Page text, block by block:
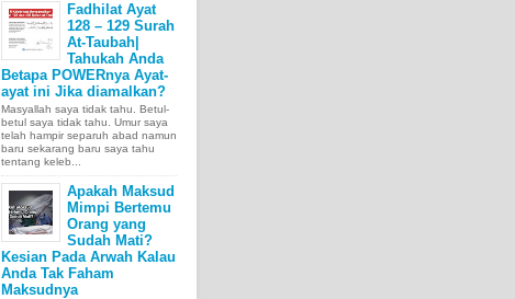
Fadhilat Ayat
128 – 129 Surah
At-Taubah|
Tahukah Anda
Betapa POWERnya Ayat-
ayat ini Jika diamalkan?
Masyallah saya tidak tahu. Betul-
betul saya tidak tahu. Umur saya
telah hampir separuh abad namun
baru sekarang baru saya tahu
tentang keleb...
Apakah Maksud
Mimpi Bertemu
Orang yang
Sudah Mati?
Kesian Pada Arwah Kalau
Anda Tak Faham
Maksudnya